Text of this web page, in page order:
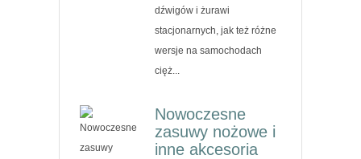
dźwigów i żurawi
stacjonarnych, jak też różne
wersje na samochodach
cięż...
Nowoczesne
zasuwy nożowe i
inne akcesoria